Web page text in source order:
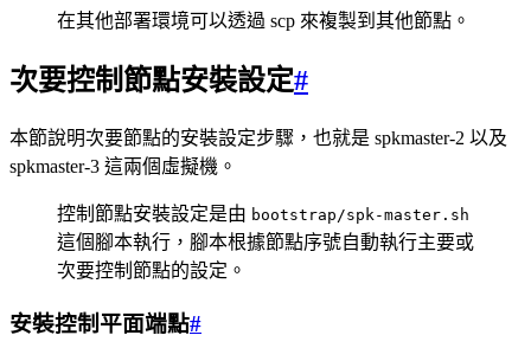
在其他部署環境可以透過 scp 來複製到其他節點。
次要控制節點安裝設定#
本節說明次要節點的安裝設定步驟，也就是 spkmaster-2 以及
spkmaster-3 這兩個虛擬機。
控制節點安裝設定是由 bootstrap/spk-master.sh
這個腳本執行，腳本根據節點序號自動執行主要或
次要控制節點的設定。
安裝控制平面端點#